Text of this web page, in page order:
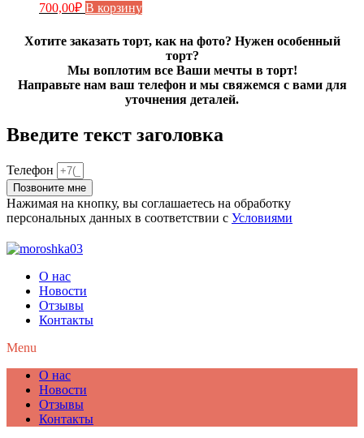
700,00₽ В корзину
Хотите заказать торт, как на фото? Нужен особенный
торт?
Мы воплотим все Ваши мечты в торт!
Направьте нам ваш телефон и мы свяжемся с вами для
уточнения деталей.
Введите текст заголовка
Телефон
Позвоните мне
Нажимая на кнопку, вы соглашаетесь на обработку
персональных данных в соответствии с Условиями
О нас
Новости
Отзывы
Контакты
Menu
О нас
Новости
Отзывы
Контакты